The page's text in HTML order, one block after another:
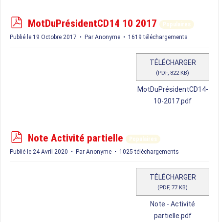
p
d
MotDuPrésidentCD14 10 2017
Populaires
Publié le 19 Octobre 2017
Par Anonyme 1619 téléchargements
TÉLÉCHARGER
(PDF, 822 KB)
MotDuPrésidentCD14-
10-2017.pdf
p
d
Note Activité partielle
Populaires
Publié le 24 Avril 2020
Par Anonyme 1025 téléchargements
TÉLÉCHARGER
(PDF, 77 KB)
Note - Activité
partielle.pdf